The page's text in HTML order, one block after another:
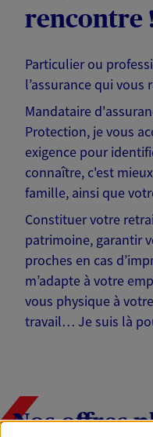
rencontre
Particulier ou
l’assurance qui vous
Mandataire
Protection, je vous
exigence pour
connaître, c'est
famille, ainsi que
Constituer votre
patrimoine, garantir
proches en cas
m’adapte à votre
vous physique à
travail… Je suis là
Nos offres